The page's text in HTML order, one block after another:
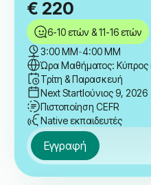
€ 220
6-10 ετών & 11-16 ετών
3:00 ΜΜ-4:00 ΜΜ
Ώρα Μαθήματος: Κύπρος
Τρίτη & Παρασκευή
Next StartΙούνιος 9, 2026
Πιστοποίηση CEFR
Native εκπαιδευτές
Εγγραφή